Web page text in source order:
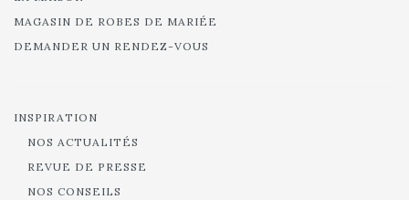
MAGASIN DE ROBES DE MARIÉE
DEMANDER UN RENDEZ-VOUS
INSPIRATION
NOS ACTUALITÉS
REVUE DE PRESSE
NOS CONSEILS